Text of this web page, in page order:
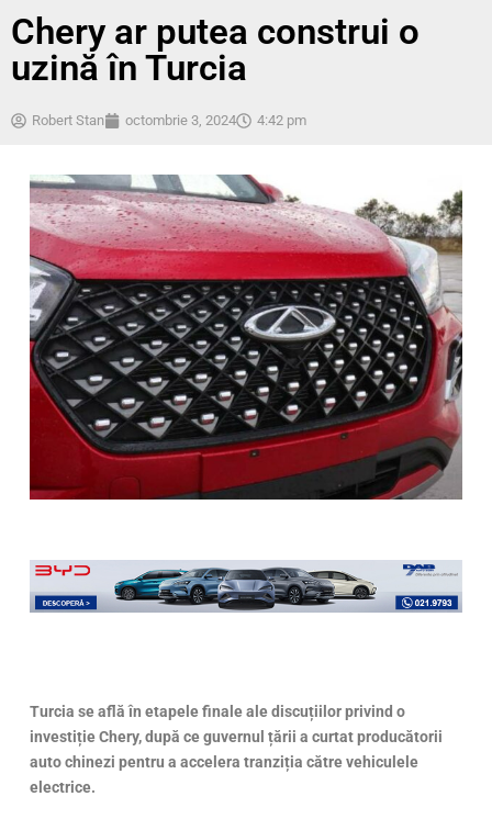
Chery ar putea construi o
uzină în Turcia
Robert Stan octombrie 3, 2024 4:42 pm
Turcia se află în etapele finale ale discuțiilor privind o
investiție Chery, după ce guvernul țării a curtat producătorii
auto chinezi pentru a accelera tranziția către vehiculele
electrice.